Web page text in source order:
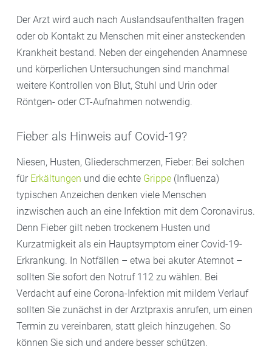
Der Arzt wird auch nach Auslandsaufenthalten fragen
oder ob Kontakt zu Menschen mit einer ansteckenden
Krankheit bestand. Neben der eingehenden Anamnese
und körperlichen Untersuchungen sind manchmal
weitere Kontrollen von Blut, Stuhl und Urin oder
Röntgen- oder CT-Aufnahmen notwendig.
Fieber als Hinweis auf Covid-19?
Niesen, Husten, Gliederschmerzen, Fieber: Bei solchen
für Erkältungen und die echte Grippe (Influenza)
typischen Anzeichen denken viele Menschen
inzwischen auch an eine Infektion mit dem Coronavirus.
Denn Fieber gilt neben trockenem Husten und
Kurzatmigkeit als ein Hauptsymptom einer Covid-19-
Erkrankung. In Notfällen – etwa bei akuter Atemnot –
sollten Sie sofort den Notruf 112 zu wählen. Bei
Verdacht auf eine Corona-Infektion mit mildem Verlauf
sollten Sie zunächst in der Arztpraxis anrufen, um einen
Termin zu vereinbaren, statt gleich hinzugehen. So
können Sie sich und andere besser schützen.